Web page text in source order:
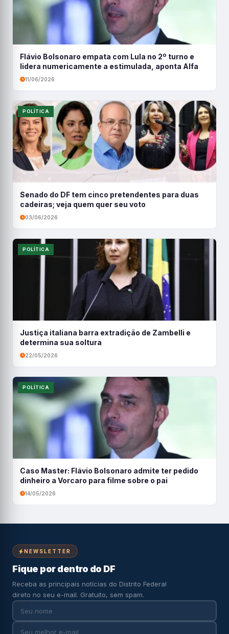
Flávio Bolsonaro empata com Lula no 2º turno e
lidera numericamente a estimulada, aponta Alfa
11/06/2026
POLÍTICA
Senado do DF tem cinco pretendentes para duas
cadeiras; veja quem quer seu voto
03/06/2026
POLÍTICA
Justiça italiana barra extradição de Zambelli e
determina sua soltura
22/05/2026
POLÍTICA
Caso Master: Flávio Bolsonaro admite ter pedido
dinheiro a Vorcaro para filme sobre o pai
14/05/2026
NEWSLETTER
Fique por dentro do DF
Receba as principais notícias do Distrito Federal
direto no seu e-mail. Gratuito, sem spam.